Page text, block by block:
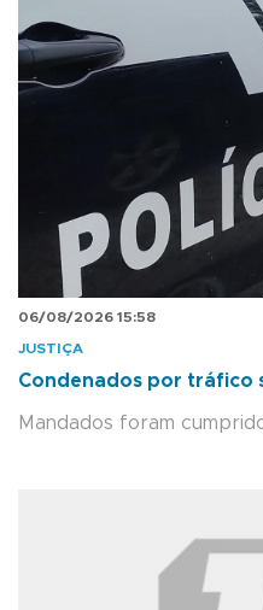
06/08/2026 15:58
JUSTIÇA
Condenados por tráfico
Mandados foram